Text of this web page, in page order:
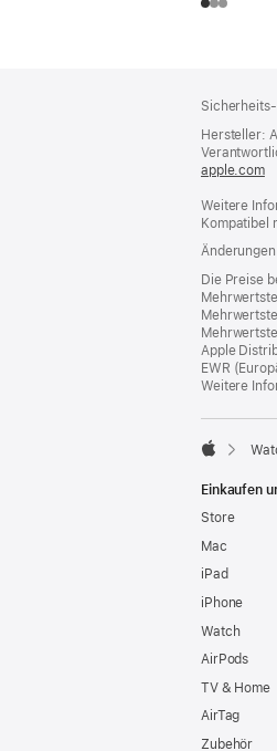
Hersteller:
apple.com
Weitere
Kompatibel
Die Preise
Apple
EWR
Weitere
Einkaufen
Store
Mac
iPad
iPhone
Watch
AirPods
TV & Home
AirTag
Zubehör